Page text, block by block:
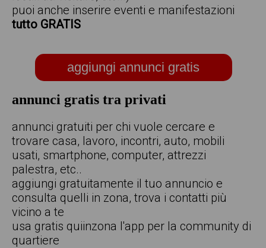
puoi anche inserire eventi e manifestazioni
tutto GRATIS
aggiungi annunci gratis
annunci gratis tra privati
annunci gratuiti per chi vuole cercare e
trovare casa, lavoro, incontri, auto, mobili
usati, smartphone, computer, attrezzi
palestra, etc..
aggiungi gratuitamente il tuo annuncio e
consulta quelli in zona, trova i contatti più
vicino a te
usa gratis quiinzona l'app per la community di
quartiere